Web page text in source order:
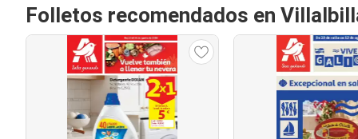
Folletos recomendados en